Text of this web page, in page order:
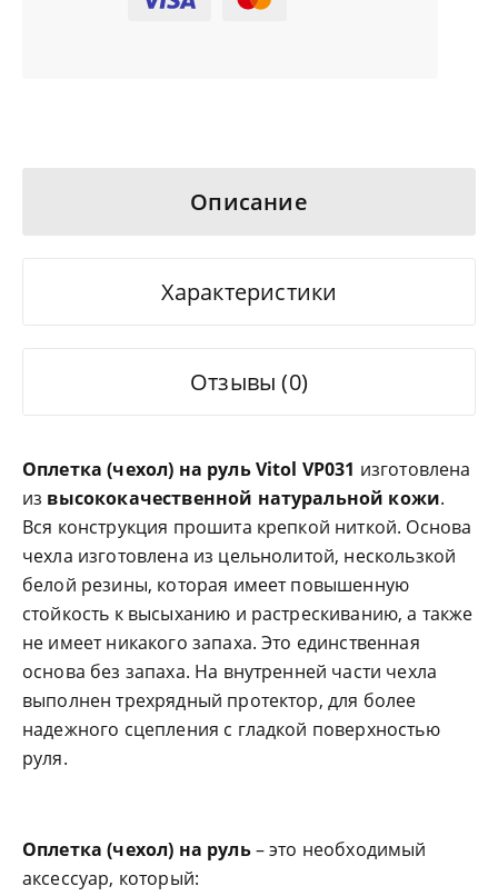
Описание
Характеристики
Отзывы (0)
Оплетка (чехол) на руль Vitol VP031 изготовлена
из высококачественной натуральной кожи.
Вся конструкция прошита крепкой ниткой. Основа
чехла изготовлена из цельнолитой, нескользкой
белой резины, которая имеет повышенную
стойкость к высыханию и растрескиванию, а также
не имеет никакого запаха. Это единственная
основа без запаха. На внутренней части чехла
выполнен трехрядный протектор, для более
надежного сцепления с гладкой поверхностью
руля.
Оплетка (чехол) на руль– это необходимый
аксессуар, который: